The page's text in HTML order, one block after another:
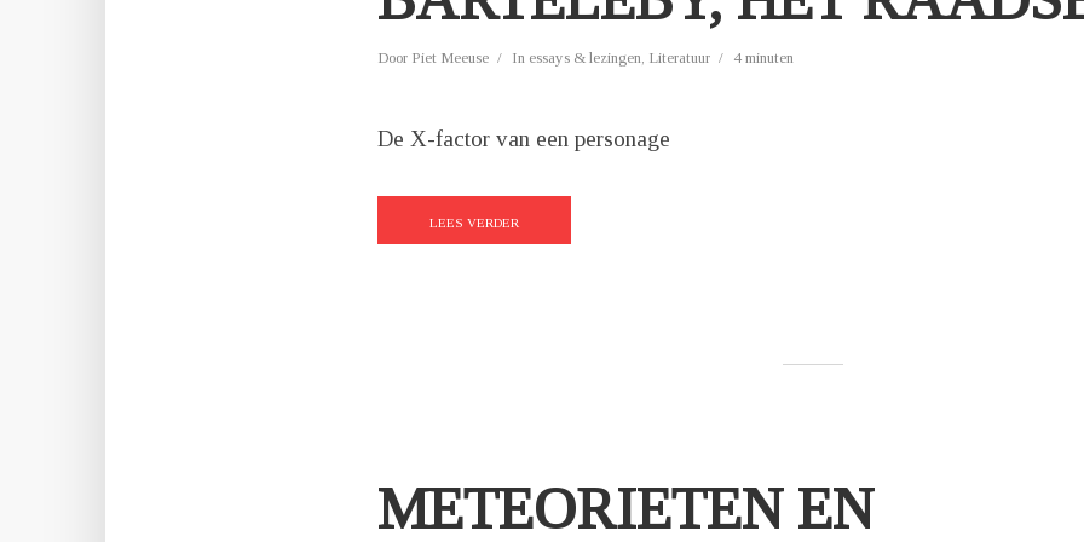
Door Piet Meeuse In essays & lezingen, Literatuur 4 minuten
De X-factor van een personage
LEES VERDER
METEORIETEN EN